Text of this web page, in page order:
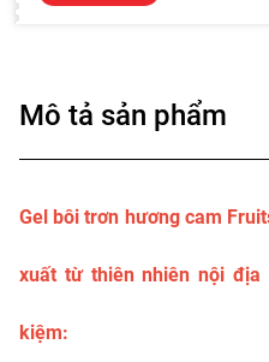
Mô tả sản phẩm
Gel bôi trơn hương cam
xuất từ thiên nhiên nội
kiệm: